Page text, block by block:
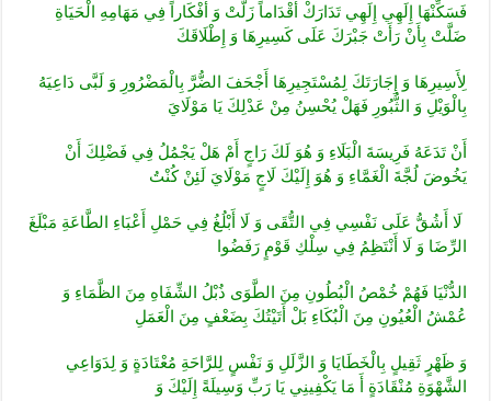
فَسَكِّنْهَا إِلَهِي إِلَهِي تَدَارَكْ أَقْدَاماً زَلَّتْ وَ أَفْكَاراً فِي مَهَامِهِ الْحَيَاةِ
ضَلَّتْ بِأَنْ رَأَتْ جَبْرَكَ عَلَى كَسِيرِهَا وَ إِطْلَاقَكَ
لِأَسِيرِهَا وَ إِجَارَتَكَ لِمُسْتَجِيرِهَا أَجْحَفَ الضُّرَّ بِالْمَضْرُورِ وَ لَبَّى دَاعِيَهُ
بِالْوَيْلِ وَ الثُّبُورِ فَهَلْ يُحْسِنُ مِنْ عَدْلِكَ يَا مَوْلَايَ
أَنْ تَدَعَهُ فَرِيسَةَ الْبَلَاءِ وَ هُوَ لَكَ رَاجٍ أَمْ هَلْ يَجْمُلُ فِي فَضْلِكَ أَنْ
يَخُوضَ لُجَّةَ الْغَمَّاءِ وَ هُوَ إِلَيْكَ لَاجٍ مَوْلَايَ لَئِنْ كُنْتُ
لَا أَشُقُّ عَلَى نَفْسِي فِي التُّقَى وَ لَا أَبْلُغُ فِي حَمْلِ أَعْبَاءِ الطَّاعَةِ مَبْلَغَ
الرِّضَا وَ لَا أَنْتَظِمُ فِي سِلْكِ قَوْمٍ رَفَضُوا
الدُّنْيَا فَهُمْ خُمْصُ الْبُطُونِ مِنَ الطَّوَى ذُبْلُ الشِّفَاهِ مِنَ الظَّمَاءِ وَ
عُمْشُ الْعُيُونِ مِنَ الْبُكَاءِ بَلْ أَتَيْتُكَ بِضَعْفٍ مِنَ الْعَمَلِ
وَ ظَهْرٍ ثَقِيلٍ بِالْخَطَايَا وَ الزَّلَلِ وَ نَفْسٍ لِلرَّاحَةِ مُعْتَادَةٍ وَ لِدَوَاعِي
الشَّهْوَةِ مُنْقَادَةٍ أَ مَا يَكْفِينِي يَا رَبِّ وَسِيلَةً إِلَيْكَ وَ